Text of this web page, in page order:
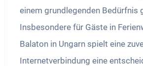
einem grundlegenden Bedürfnis
Insbesondere für Gäste in
Balaton in Ungarn spielt eine
Internetverbindung eine